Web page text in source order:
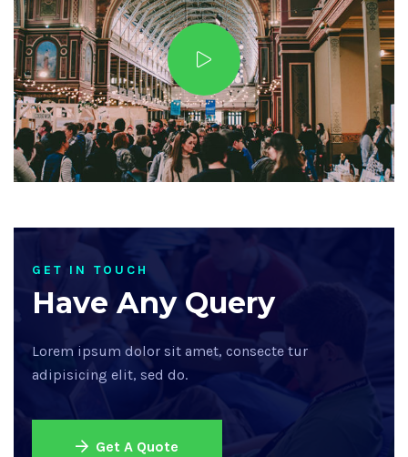
GET IN TOUCH
Have Any Query
Lorem ipsum dolor sit amet, consecte tur
adipisicing elit, sed do.
Get A Quote